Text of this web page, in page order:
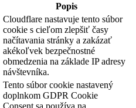
Popis
Cloudflare nastavuje tento súbor
cookie s cieľom zlepšiť časy
načítavania stránky a zakázať
akékoľvek bezpečnostné
obmedzenia na základe IP adresy
návštevníka.
Tento súbor cookie nastavený
doplnkom GDPR Cookie
Consent sa používa na